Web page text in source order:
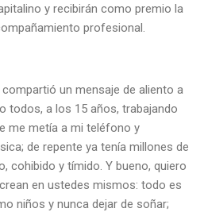
y recibirán como premio la
profesional.
un mensaje de aliento a
todos, a los 15 años, trabajando
me metía a mi teléfono y
de repente ya tenía millones de
cohibido y tímido. Y bueno, quiero
en ustedes mismos: todo es
niños y nunca dejar de soñar;